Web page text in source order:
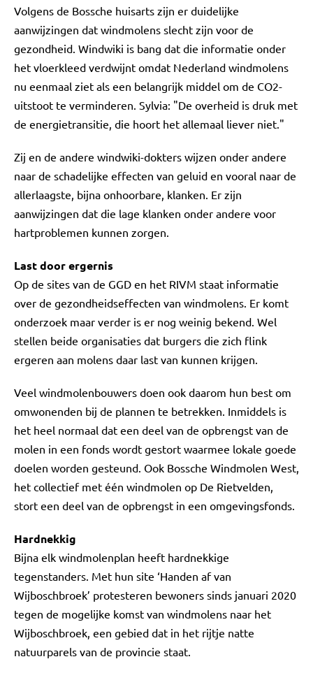
Volgens de Bossche huisarts zijn er duidelijke
aanwijzingen dat windmolens slecht zijn voor de
gezondheid. Windwiki is bang dat die informatie onder
het vloerkleed verdwijnt omdat Nederland windmolens
nu eenmaal ziet als een belangrijk middel om de CO2-
uitstoot te verminderen. Sylvia: "De overheid is druk met
de energietransitie, die hoort het allemaal liever niet."
Zij en de andere windwiki-dokters wijzen onder andere
naar de schadelijke effecten van geluid en vooral naar de
allerlaagste, bijna onhoorbare, klanken. Er zijn
aanwijzingen dat die lage klanken onder andere voor
hartproblemen kunnen zorgen.
Last door ergernis
Op de sites van de GGD en het RIVM staat informatie
over de gezondheidseffecten van windmolens. Er komt
onderzoek maar verder is er nog weinig bekend. Wel
stellen beide organisaties dat burgers die zich flink
ergeren aan molens daar last van kunnen krijgen.
Veel windmolenbouwers doen ook daarom hun best om
omwonenden bij de plannen te betrekken. Inmiddels is
het heel normaal dat een deel van de opbrengst van de
molen in een fonds wordt gestort waarmee lokale goede
doelen worden gesteund. Ook Bossche Windmolen West,
het collectief met één windmolen op De Rietvelden,
stort een deel van de opbrengst in een omgevingsfonds.
Hardnekkig
Bijna elk windmolenplan heeft hardnekkige
tegenstanders. Met hun site ‘Handen af van
Wijboschbroek’ protesteren bewoners sinds januari 2020
tegen de mogelijke komst van windmolens naar het
Wijboschbroek, een gebied dat in het rijtje natte
natuurparels van de provincie staat.